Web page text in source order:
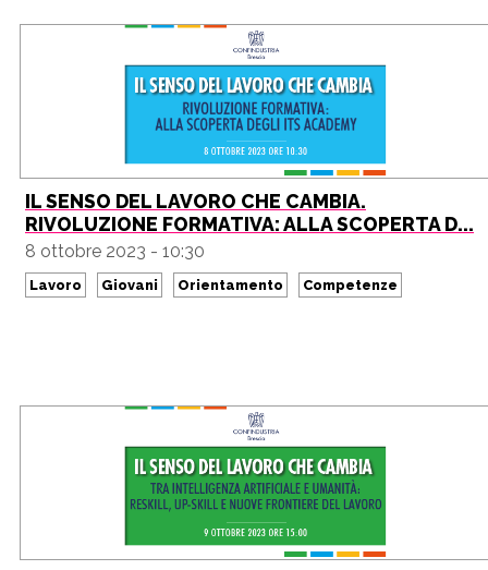
IL SENSO DEL LAVORO CHE CAMBIA.
RIVOLUZIONE FORMATIVA: ALLA SCOPERTA D...
8 ottobre 2023 - 10:30
Lavoro Giovani Orientamento Competenze